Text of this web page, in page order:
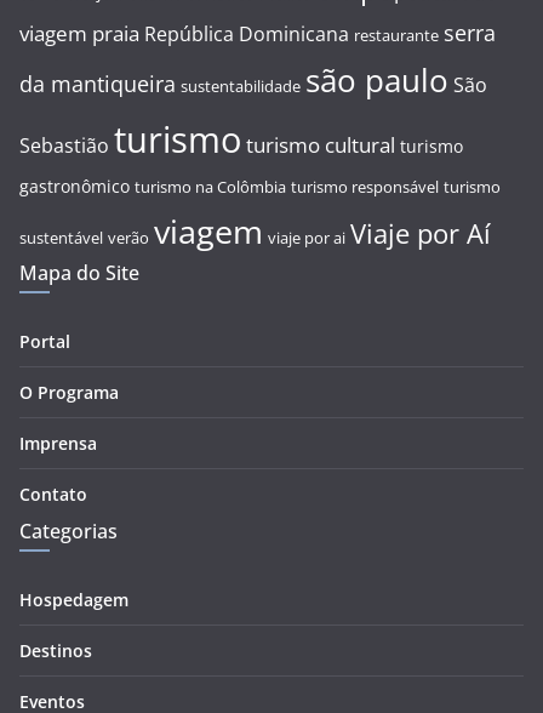
viagem praia República Dominicana restaurante serra
da mantiqueira sustentabilidade são paulo São
Sebastião turismo turismo cultural turismo
gastronômico turismo na Colômbia turismo responsável turismo
sustentável verão viagem viaje por ai Viaje por Aí
Mapa do Site
Portal
O Programa
Imprensa
Contato
Categorias
Hospedagem
Destinos
Eventos